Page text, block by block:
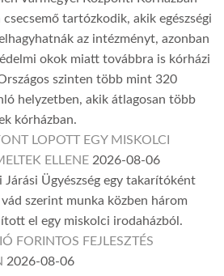
tartózkodik, akik egészségi
az intézményt, azonban
okok miatt továbbra is kórházi
szinten több mint 320
helyzetben, akik átlagosan több
kórházban.
LOPOTT EGY MISKOLCI
ELLENE 2026-08-06
Ügyészség egy takarítóként
szerint munka közben három
el egy miskolci irodaházból.
FORINTOS FEJLESZTÉS
2026-08-06